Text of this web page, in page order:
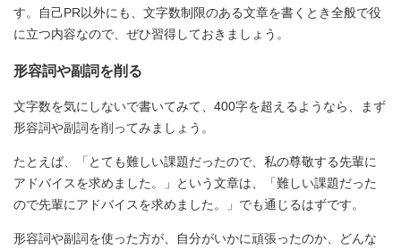
す。自己PR以外にも、文字数制限のある文章を書くとき全般で役
に立つ内容なので、ぜひ習得しておきましょう。
形容詞や副詞を削る
文字数を気にしないで書いてみて、400字を超えるようなら、まず
形容詞や副詞を削ってみましょう。
たとえば、「とても難しい課題だったので、私の尊敬する先輩に
アドバイスを求めました。」という文章は、「難しい課題だった
ので先輩にアドバイスを求めました。」でも通じるはずです。
形容詞や副詞を使った方が、自分がいかに頑張ったのか、どんな